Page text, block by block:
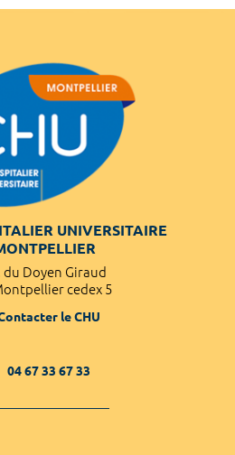
UNIVERSITAIRE
du Doyen Giraud
cedex 5
le CHU
04 67 33 67 33